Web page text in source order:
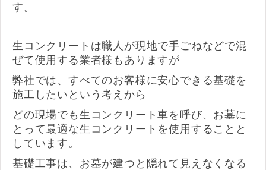
す。
生コンクリートは職人が現地で手ごねなどで混
ぜて使用する業者様もありますが
弊社では、すべてのお客様に安心できる基礎を
施工したいという考えから
どの現場でも生コンクリート車を呼び、お墓に
とって最適な生コンクリートを使用することと
しています。
基礎工事は、お墓が建つと隠れて見えなくなる